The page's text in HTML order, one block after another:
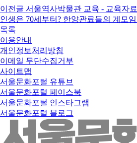
이전글 서울역사박물관 교육 - 교육자료
인생은 70세부터? 한양관료들의 계모임
목록
이용안내
개인정보처리방침
이메일 무단수집거부
사이트맵
서울문화포털 유튜브
서울문화포털 페이스북
서울문화포털 인스타그램
서울문화포털 블로그